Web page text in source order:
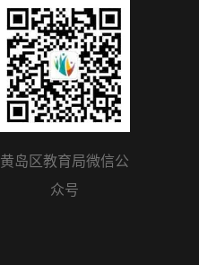
黄岛区教育局微信公
众号